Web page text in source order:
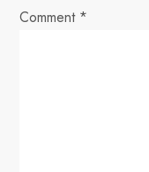
i
Comment *